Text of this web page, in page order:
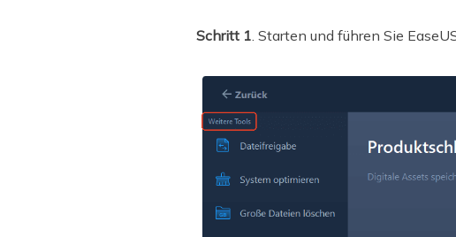
Schritt 1. Starten und führen Sie